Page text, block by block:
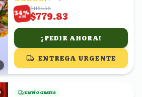
34%
OFF
$1181.56
$779.83
¡PEDIR AHORA!
ENTREGA URGENTE
ENVÍO GRATIS